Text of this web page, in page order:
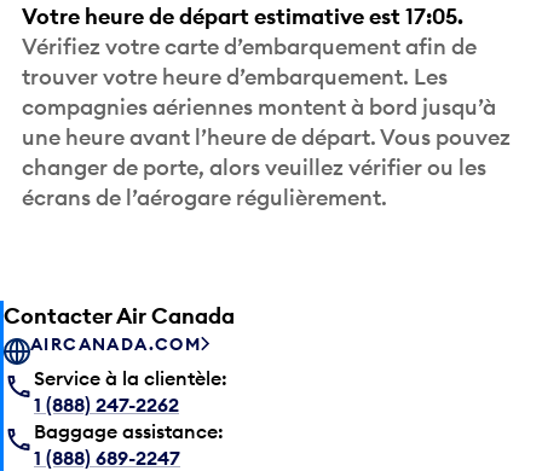
Votre heure de départ estimative est 17:05.
Vérifiez votre carte d’embarquement afin de
trouver votre heure d’embarquement. Les
compagnies aériennes montent à bord jusqu’à
une heure avant l’heure de départ. Vous pouvez
changer de porte, alors veuillez vérifier ou les
écrans de l’aérogare régulièrement.
Contacter Air Canada
AIRCANADA.COM
Service à la clientèle:
1 (888) 247-2262
Baggage assistance:
1 (888) 689-2247